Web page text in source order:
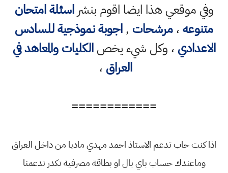
وفي موقعي هذا ايضا اقوم بنشراسئلة امتحان
متنوعه،مرشحات ,اجوبة نموذجية للسادس
الاعدادي ، وكل شيء يخصالكليات والمعاهد في
العراق ،
============
اذا كنت حاب تدعم الاستاذ احمد مهدي ماديا من داخل العراق
وماعندك حساب باي بال او بطاقة مصرفية تكدر تدعمنا